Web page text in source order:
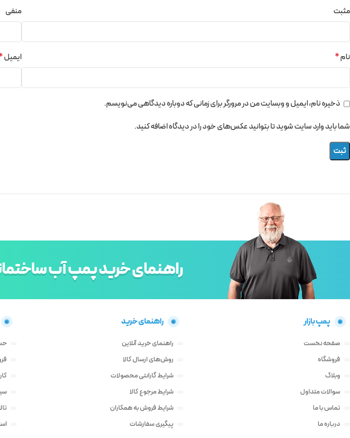
مثبت منفی
نام* ایمیل
ذخیره نام، ایمیل و وبسایت من در مرورگر برای زمانی که دوباره دیدگاهی می‌نویسم.
شما باید وارد سایت شوید تا بتوانید عکس‌های خود را در دیدگاه اضافه کنید.
راهنمای خرید پمپ آب
پمپ بازار
صفحه نخست
فروشگاه
وبلاگ
سوالات متداول
تماس با ما
درباره ما
راهنمای خرید
راهنمای خرید آنلاین
روش‌های ارسال کالا
شرایط گارانتی محصولات
شرایط مرجوع کالا
شرایط فروش به همکاران
پیگیری سفارشات